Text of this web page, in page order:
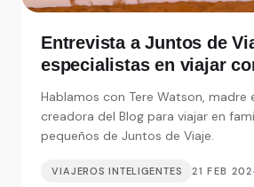
Entrevista a Juntos de
especialistas en viajar
Hablamos con Tere Watson,
creadora del Blog para viajar en
pequeños de Juntos de Viaje.
VIAJEROS INTELIGENTES 21 FEB